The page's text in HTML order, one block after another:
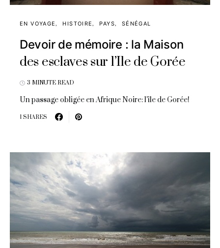
EN VOYAGE HISTOIRE PAYS SÉNÉGAL
Devoir de mémoire : la Maison
des esclaves sur l’Ile de Gorée
3 MINUTE READ
Un passage obligée en Afrique Noire: l'île de Gorée!
1 SHARES